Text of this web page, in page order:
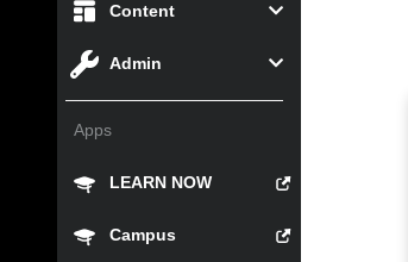
Content
Admin
Apps
LEARN NOW
Campus